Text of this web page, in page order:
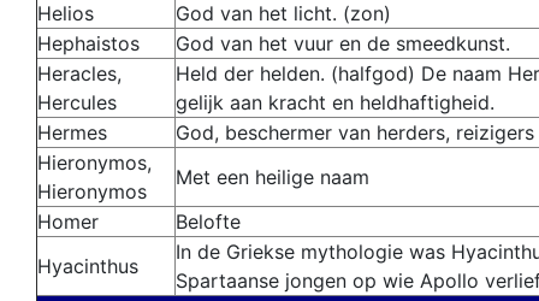
Helios
God van het licht. (zon)
Hephaistos
God van het vuur en de smeedkunst.
Heracles,
Hercules
Held der helden. (halfgod) De naam
gelijk aan kracht en heldhaftigheid.
Hermes
God, beschermer van herders, reizigers
Hieronymos,
Hieronymos
Met een heilige naam
Homer
Belofte
Hyacinthus
In de Griekse mythologie was
Spartaanse jongen op wie Apollo